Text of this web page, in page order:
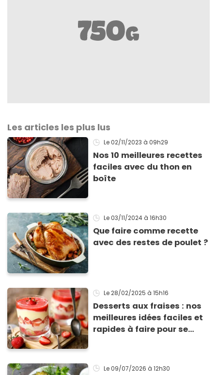
Les articles les plus lus
Le 02/11/2023 à 09h29
Nos 10 meilleures recettes
faciles avec du thon en
boîte
Le 03/11/2024 à 16h30
Que faire comme recette
avec des restes de poulet ?
Le 28/02/2025 à 15h16
Desserts aux fraises : nos
meilleures idées faciles et
rapides à faire pour se
Le 09/07/2026 à 12h30